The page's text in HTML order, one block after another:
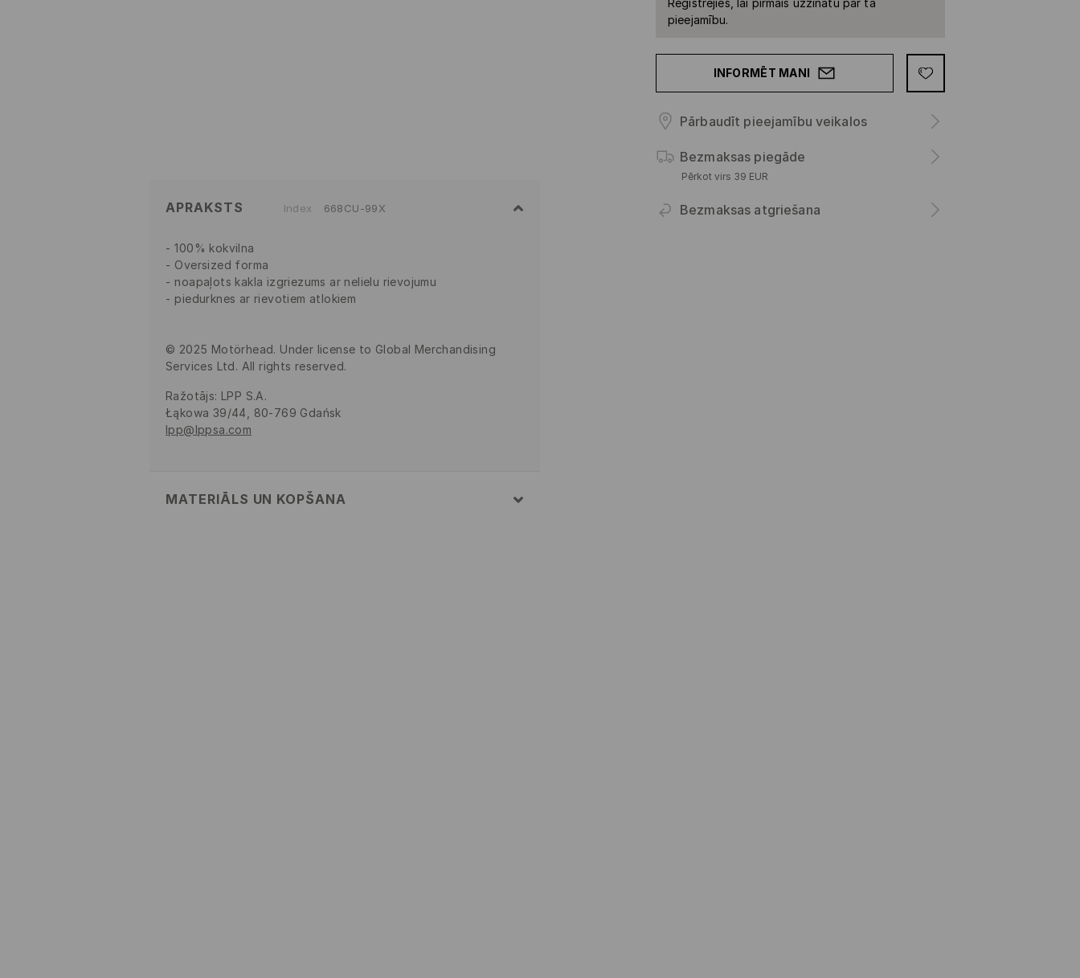
pieejamību.
INFORMĒT MANI
Pārbaudīt pieejamību veikalos
Bezmaksas piegāde
Pērkot virs 39 EUR
Bezmaksas atgriešana
APRAKSTS Index 668CU-99X
100% kokvilna
Oversized forma
noapaļots kakla izgriezums ar nelielu rievojumu
piedurknes ar rievotiem atlokiem
© 2025 Motörhead. Under license to Global Merchandising
Services Ltd. All rights reserved.
Ražotājs: LPP S.A.
Łąkowa 39/44, 80-769 Gdańsk
lpp@lppsa.com
MATERIĀLS UN KOPŠANA